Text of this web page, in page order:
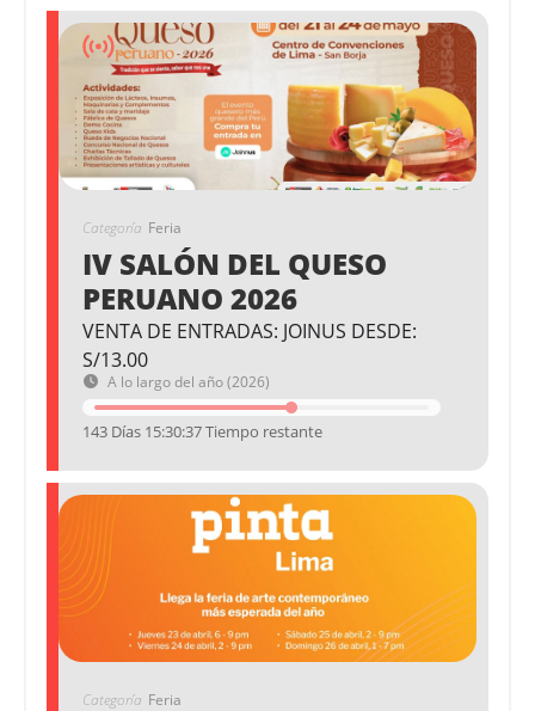
Categoría Feria
IV SALÓN DEL QUESO
PERUANO 2026
VENTA DE ENTRADAS: JOINUS DESDE:
S/13.00
A lo largo del año (2026)
143 Días 15:30:36 Tiempo restante
Categoría Feria